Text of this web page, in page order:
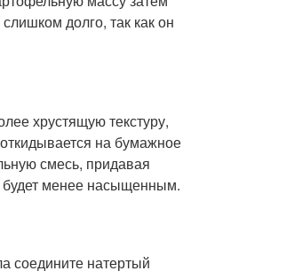
долго, так как он
хрустящую текстуру,
на бумажное
смесь, придавая
будет менее насыщенным.
соедините натертый